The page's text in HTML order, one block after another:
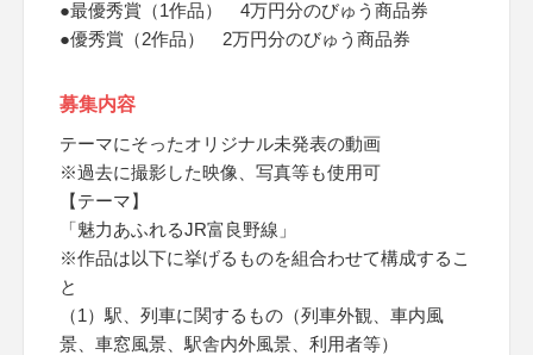
●最優秀賞（1作品） 4万円分のびゅう商品券
●優秀賞（2作品） 2万円分のびゅう商品券
募集内容
テーマにそったオリジナル未発表の動画
※過去に撮影した映像、写真等も使用可
【テーマ】
「魅力あふれるJR富良野線」
※作品は以下に挙げるものを組合わせて構成するこ
と
（1）駅、列車に関するもの（列車外観、車内風
景、車窓風景、駅舎内外風景、利用者等）